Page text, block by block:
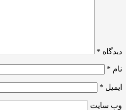
دیدگاه *
نام *
ایمیل *
وب‌ سایت